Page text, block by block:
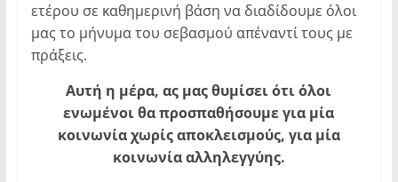
ετέρου σε καθημερινή βάση να διαδίδουμε όλοι
μας το μήνυμα του σεβασμού απέναντί τους με
πράξεις.
Αυτή η μέρα, ας μας θυμίσει ότι όλοι
ενωμένοι θα προσπαθήσουμε για μία
κοινωνία χωρίς αποκλεισμούς, για μία
κοινωνία αλληλεγγύης.